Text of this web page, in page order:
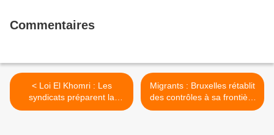
Commentaires
< Loi El Khomri : Les
syndicats préparent la
riposte - La colère monte
Migrants : Bruxelles rétablit
des contrôles à sa frontière
avec la France >